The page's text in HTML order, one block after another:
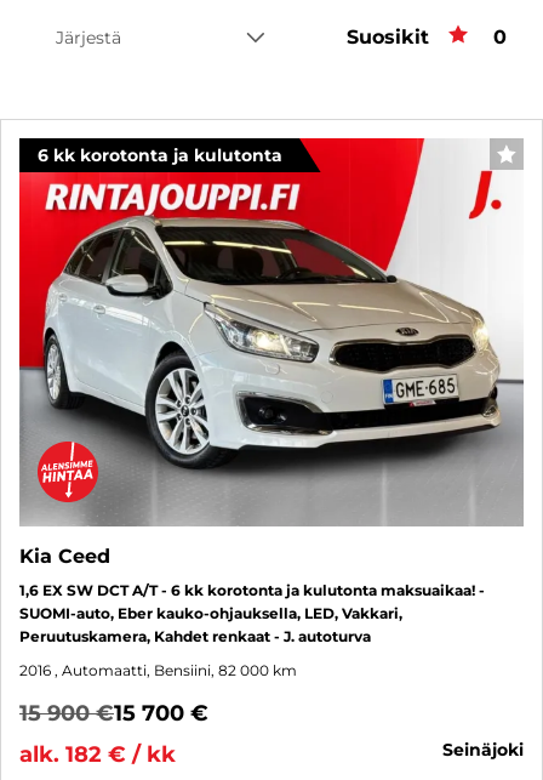
Järjestä Suosikit 0
6 kk korotonta ja kulutonta
Kia Ceed
1,6 EX SW DCT A/T - 6 kk korotonta ja kulutonta maksuaikaa! -
SUOMI-auto, Eber kauko-ohjauksella, LED, Vakkari,
Peruutuskamera, Kahdet renkaat - J. autoturva
2016 , Automaatti, Bensiini, 82 000 km
15 900 €15 700 €
alk. 182 € / kk
seinäjoki